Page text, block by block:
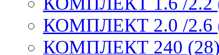
КОМПЛЕКТ 2.0 /2.6
КОМПЛЕКТ 240